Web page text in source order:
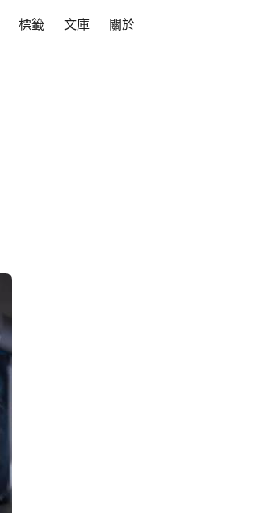
標籤 文庫 關於